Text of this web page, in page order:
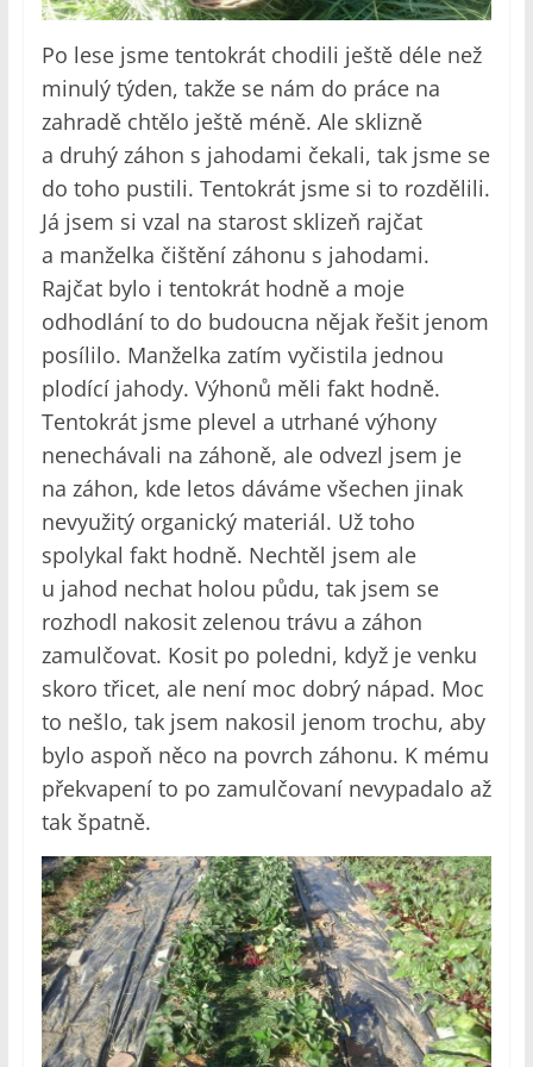
Po lese jsme tentokrát chodili ještě déle než
minulý týden, takže se nám do práce na
zahradě chtělo ještě méně. Ale sklizně
a druhý záhon s jahodami čekali, tak jsme se
do toho pustili. Tentokrát jsme si to rozdělili.
Já jsem si vzal na starost sklizeň rajčat
a manželka čištění záhonu s jahodami.
Rajčat bylo i tentokrát hodně a moje
odhodlání to do budoucna nějak řešit jenom
posílilo. Manželka zatím vyčistila jednou
plodící jahody. Výhonů měli fakt hodně.
Tentokrát jsme plevel a utrhané výhony
nenechávali na záhoně, ale odvezl jsem je
na záhon, kde letos dáváme všechen jinak
nevyužitý organický materiál. Už toho
spolykal fakt hodně. Nechtěl jsem ale
u jahod nechat holou půdu, tak jsem se
rozhodl nakosit zelenou trávu a záhon
zamulčovat. Kosit po poledni, když je venku
skoro třicet, ale není moc dobrý nápad. Moc
to nešlo, tak jsem nakosil jenom trochu, aby
bylo aspoň něco na povrch záhonu. K mému
překvapení to po zamulčovaní nevypadalo až
tak špatně.